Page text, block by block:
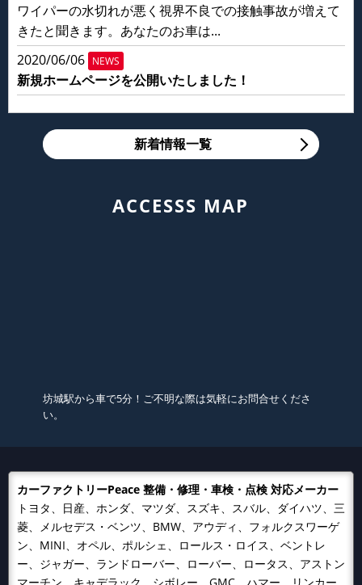
ワイパーの水切れが悪く視界不良での接触事故が増えて
きたと聞きます。あなたのお車は...
2020/06/06 NEWS
新規ホームページを公開いたしました！
新着情報一覧
ACCESSS MAP
坊城駅から車で5分！ご不明な際は気軽にお問合せくださ
い。
カーファクトリーPeace 整備・修理・車検・点検 対応メーカー
トヨタ、日産、ホンダ、マツダ、スズキ、スバル、ダイハツ、三
菱、メルセデス・ベンツ、BMW、アウディ、フォルクスワーゲ
ン、MINI、オペル、ポルシェ、ロールス・ロイス、ベントレ
ー、ジャガー、ランドローバー、ローバー、ロータス、アストン